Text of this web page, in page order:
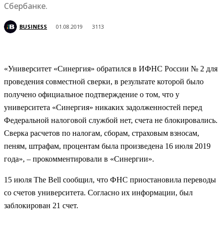
Сбербанке.
BUSINESS 01.08.2019 3113
«Университет «Синергия» обратился в ИФНС России № 2 для
проведения совместной сверки, в результате которой было
получено официальное подтверждение о том, что у
университета «Синергия» никаких задолженностей перед
Федеральной налоговой службой нет, счета не блокировались.
Сверка расчетов по налогам, сборам, страховым взносам,
пеням, штрафам, процентам была произведена 16 июля 2019
года», – прокомментировали в «Синергии».
15 июля The Bell сообщил, что ФНС приостановила переводы
со счетов университета. Согласно их информации, был
заблокирован 21 счет.